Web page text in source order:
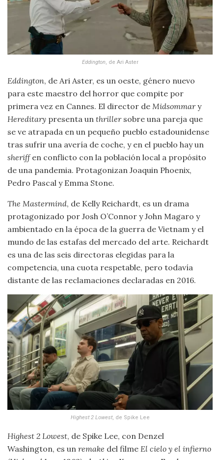
Eddington , de Ari Aster
Eddington, de Ari Aster, es un oeste, género nuevo
para este maestro del horror que compite por
primera vez en Cannes. El director de Midsommary
Hereditary presenta un thrillersobre una pareja que
se ve atrapada en un pequeño pueblo estadounidense
tras sufrir una avería de coche, y en el pueblo hay un
sheriffen conflicto con la población local a propósito
de una pandemia. Protagonizan Joaquin Phoenix,
Pedro Pascal y Emma Stone.
The Mastermind, de Kelly Reichardt, es un drama
protagonizado por Josh O’Connor y John Magaro y
ambientado en la época de la guerra de Vietnam y el
mundo de las estafas del mercado del arte. Reichardt
es una de las seis directoras elegidas para la
competencia, una cuota respetable, pero todavía
distante de las reclamaciones declaradas en 2016.
Highest 2 Lowest, de Spike Lee
Highest 2 Lowest, de Spike Lee, con Denzel
Washington, es un remake del filme El cielo y el infierno